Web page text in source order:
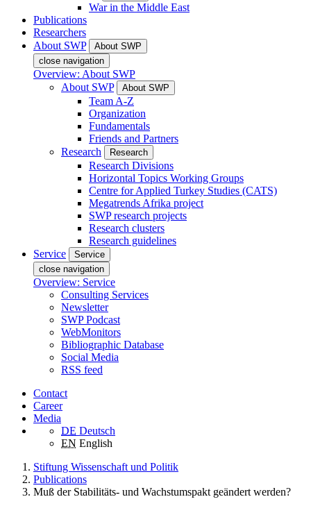
War in the Middle East
Publications
Researchers
About SWP
About SWP
close navigation
Overview: About SWP
About SWP
About SWP
Team A-Z
Organization
Fundamentals
Friends and Partners
Research
Research
Research Divisions
Horizontal Topics Working Groups
Centre for Applied Turkey Studies (CATS)
Megatrends Afrika project
SWP research projects
Research clusters
Research guidelines
Service
Service
close navigation
Overview: Service
Consulting Services
Newsletter
SWP Podcast
WebMonitors
Bibliographic Database
Social Media
RSS feed
Contact
Career
Media
DE Deutsch
EN English
Stiftung Wissenschaft und Politik
Publications
Muß der Stabilitäts- und Wachstumspakt geändert werden?